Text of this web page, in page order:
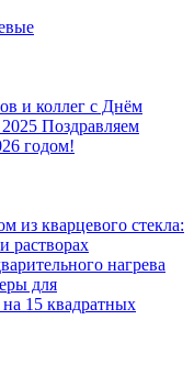
и коллег с Днём
Поздравляем
годом!
из кварцевого стекла:
растворах
нагрева
для
15 квадратных